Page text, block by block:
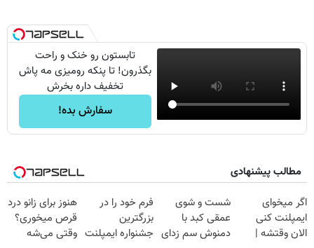
تابستون رو خنک و راحت
بگذرون! تا پنکه رومیزی مه پاش
تخفیف داره بخرش
سفارش بده!
مطالب پیشنهادی
اگر میخوای
ایمپلنت کنی
الان وقتشه |
شست و شوی
عمقی کبد با
دمنوش سم زدای
فرم خود را در
بزرگترین
جشنواره ایمپلنت
هنوز برای زانو درد
قرص میخوری؟
وقتی می‌شه